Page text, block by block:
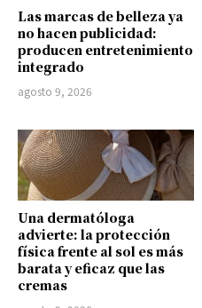
Las marcas de belleza ya
no hacen publicidad:
producen entretenimiento
integrado
agosto 9, 2026
Una dermatóloga
advierte: la protección
física frente al sol es más
barata y eficaz que las
cremas